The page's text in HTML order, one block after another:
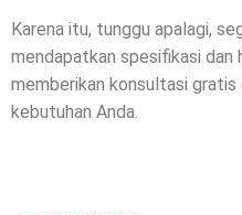
Karena itu, tunggu apalagi,
mendapatkan spesifikasi dan
memberikan konsultasi gratis
kebutuhan Anda.